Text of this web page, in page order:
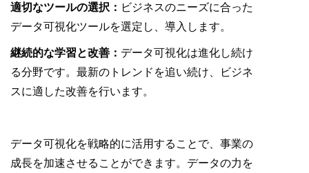
適切なツールの選択： ビジネスのニーズに合った
データ可視化ツールを選定し、導入します。
継続的な学習と改善： データ可視化は進化し続け
る分野です。最新のトレンドを追い続け、ビジネ
スに適した改善を行います。
データ可視化を戦略的に活用することで、事業の
成長を加速させることができます。データの力を